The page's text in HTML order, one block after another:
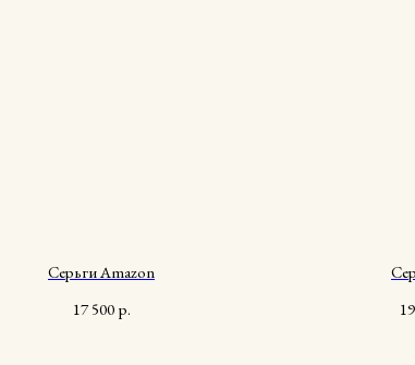
Серьги Amazon
17 500 р.